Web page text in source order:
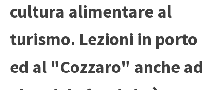
cultura alimentare al
turismo. Lezioni in porto
ed al "Cozzaro" anche ad